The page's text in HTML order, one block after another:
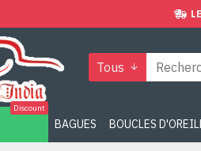
Tous
Discount
BAGUES BOUCLES